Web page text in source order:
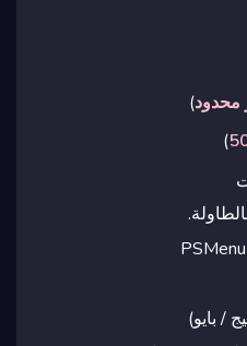
محدود)
)
/ بايو)